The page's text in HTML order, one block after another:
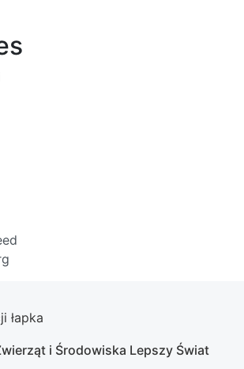
i Środowiska Lepszy Świat